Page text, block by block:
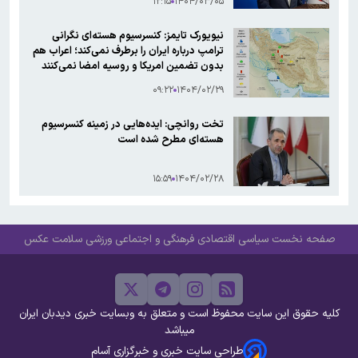
نیویورک تایمز: کنسرسیوم هسته‌ای نگرانی
ترامپ درباره ایران را برطرف نمی‌کند؛ اعراب هم
بدون تضمین امریکا و روسیه امضا نمی‌کنند
۱۴۰۴/۰۲/۲۹ ۰۹:۲۲
تخت روانچی: ایده‌هایی در زمینه کنسرسیوم
هسته‌ای مطرح شده است
۱۴۰۴/۰۲/۲۸ ۱۵:۵۹
صفحه نخست سیاسی اقتصادی فرهنگی و اجتماعی ورزشی سلامت عکس
کلیه حقوق این سایت محفوظ است و متعلق به وبسایت خبری دیدبان ایران
میباشد
طراحی سایت خبری و خبرگزاری آسام